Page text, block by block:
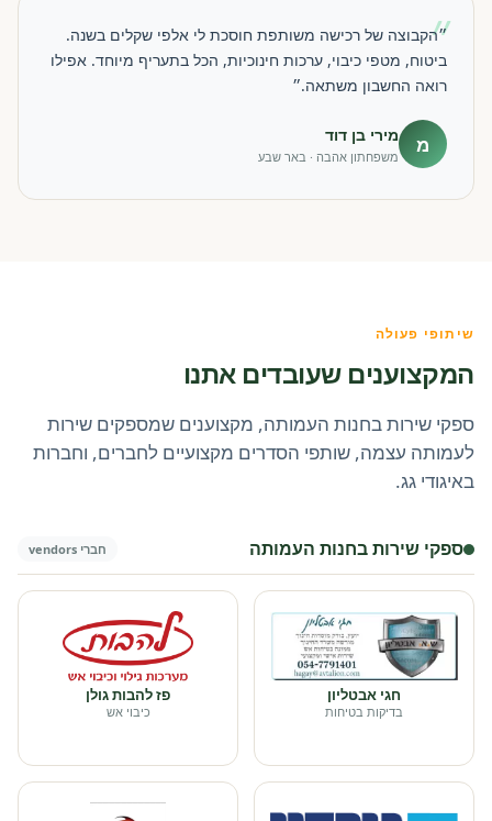
״
״הקבוצה של רכישה משותפת חוסכת לי אלפי שקלים בשנה.
ביטוח, מטפי כיבוי, ערכות חינוכיות, הכל בתעריף מיוחד. אפילו
רואה החשבון משתאה.״
מ מירי בן דוד
משפחתון אהבה · באר שבע
שיתופי פעולה
המקצוענים שעובדים אתנו
ספקי שירות בחנות העמותה, מקצוענים שמספקים שירות
לעמותה עצמה, שותפי הסדרים מקצועיים לחברים, וחברות
באיגודי גג.
ספקי שירות בחנות העמותה חברי vendors
חגי אבטליון
בדיקות בטיחות
פז להבות גולן
כיבוי אש